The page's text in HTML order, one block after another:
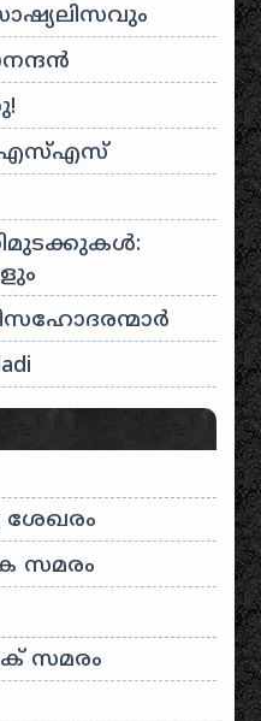
സമരം
സമരം